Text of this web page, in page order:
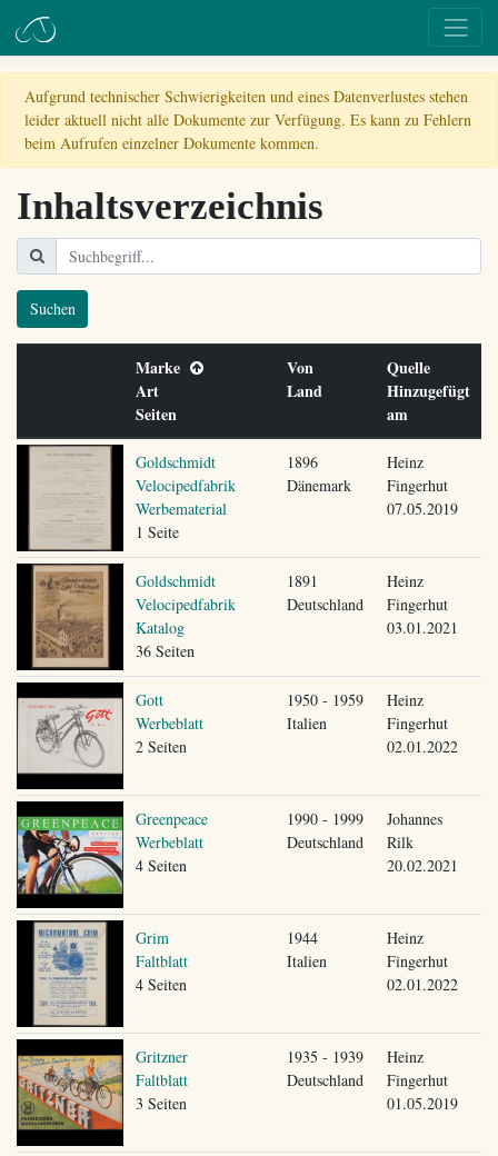
Aufgrund technischer Schwierigkeiten und eines Datenverlustes stehen
leider aktuell nicht alle Dokumente zur Verfügung. Es kann zu Fehlern
beim Aufrufen einzelner Dokumente kommen.
Inhaltsverzeichnis
Suchen
Marke
Art
Seiten
Von
Land
Quelle
Hinzugefügt
am
Goldschmidt
Velocipedfabrik
Werbematerial
1 Seite
1896
Dänemark
Heinz
Fingerhut
07.05.2019
Goldschmidt
Velocipedfabrik
Katalog
36 Seiten
1891
Deutschland
Heinz
Fingerhut
03.01.2021
Gott
Werbeblatt
2 Seiten
1950 - 1959
Italien
Heinz
Fingerhut
02.01.2022
Greenpeace
Werbeblatt
4 Seiten
1990 - 1999
Deutschland
Johannes
Rilk
20.02.2021
Grim
Faltblatt
4 Seiten
1944
Italien
Heinz
Fingerhut
02.01.2022
Gritzner
Faltblatt
3 Seiten
1935 - 1939
Deutschland
Heinz
Fingerhut
01.05.2019